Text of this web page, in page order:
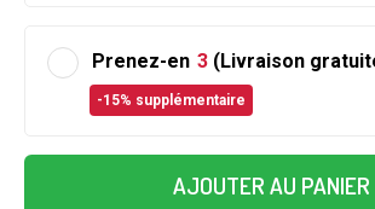
Prenez-en 3 (Livraison
-15% supplémentaire
AJOUTER AU PANIER